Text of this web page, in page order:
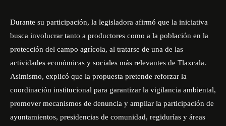
Durante su participación, la legisladora afirmó que la iniciativa
busca involucrar tanto a productores como a la población en la
protección del campo agrícola, al tratarse de una de las
actividades económicas y sociales más relevantes de Tlaxcala.
Asimismo, explicó que la propuesta pretende reforzar la
coordinación institucional para garantizar la vigilancia ambiental,
promover mecanismos de denuncia y ampliar la participación de
ayuntamientos, presidencias de comunidad, regidurías y áreas